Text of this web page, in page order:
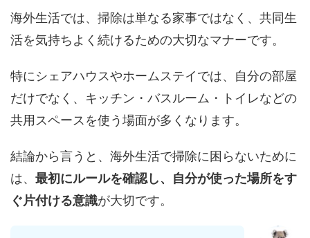
海外生活では、掃除は単なる家事ではなく、共同生
活を気持ちよく続けるための大切なマナーです。
特にシェアハウスやホームステイでは、自分の部屋
だけでなく、キッチン・バスルーム・トイレなどの
共用スペースを使う場面が多くなります。
結論から言うと、海外生活で掃除に困らないために
は、 最初にルールを確認し、自分が使った場所をす
ぐ片付ける意識が大切です。